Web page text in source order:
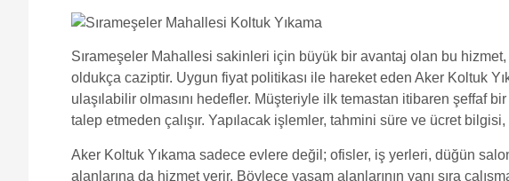
Sırameşeler Mahallesi sakinleri için büyük bir avantaj olan bu hizmet,
oldukça caziptir. Uygun fiyat politikası ile hareket eden Aker Koltuk
ulaşılabilir olmasını hedefler. Müşteriyle ilk temastan itibaren şeffaf
talep etmeden çalışır. Yapılacak işlemler, tahmini süre ve ücret bilgisi,
Aker Koltuk Yıkama sadece evlere değil; ofisler, iş yerleri, düğün
alanlarına da hizmet verir. Böylece yaşam alanlarının yanı sıra